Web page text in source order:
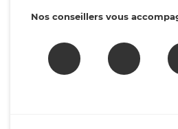
Nos conseillers vous